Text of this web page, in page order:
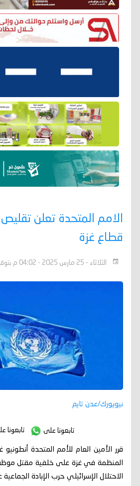
الامم المتحدة تعلن
قطاع غزة
الثلاثاء - 25 مارس 2025 - 04:02 م بتوقيت عدن
نيويورك/عدن تايم
تابعونا على تابعونا
قرر الأمين العام للأمم المتحدة
المنظمة في غزة على خلفية مقتل
الاحتلال الإسرائيلي حرب الإبادة